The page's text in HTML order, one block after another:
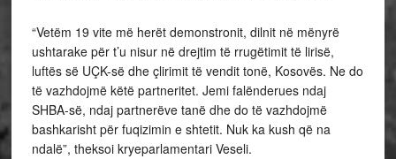
“Vetëm 19 vite më herët demonstronit, dilnit në mënyrë
ushtarake për t’u nisur në drejtim të rrugëtimit të lirisë,
luftës së UÇK-së dhe çlirimit të vendit tonë, Kosovës. Ne do
të vazhdojmë këtë partneritet. Jemi falënderues ndaj
SHBA-së, ndaj partnerëve tanë dhe do të vazhdojmë
bashkarisht për fuqizimin e shtetit. Nuk ka kush që na
ndalë”, theksoi kryeparlamentari Veseli.